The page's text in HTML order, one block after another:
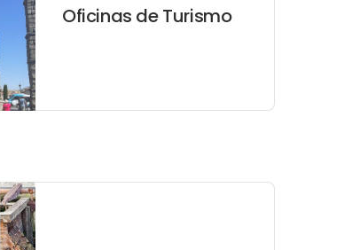
Oficinas de Turismo